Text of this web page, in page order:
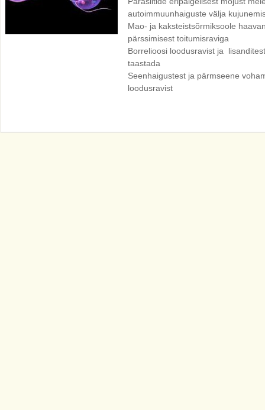
autoimmuunhaiguste välja
Mao- ja kaksteistsõrmiksoole
pärssimisest toitumisraviga
Borrelioosi loodusravist ja
taastada
Seenhaigustest ja pärmseene
loodusravist